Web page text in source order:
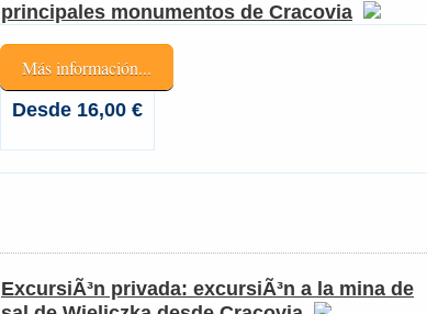
principales monumentos de Cracovia
Más información...
Desde 16,00 €
ExcursiÃ³n privada: excursiÃ³n a la mina de